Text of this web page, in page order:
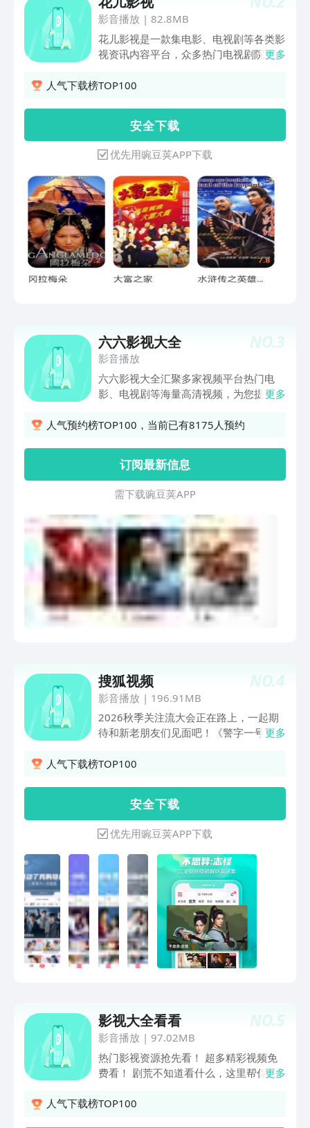
影音播放 | 82.8MB
花儿影视是一款集电影、电视剧等各类影
视资讯内容平台，众多热门电视剧院线大
看。简单操作，方便观看。
更多
人气下载榜TOP100
安 全 下 载
优先用豌豆荚APP下载
NO.3
六六影视大全
影音播放
六六影视大全汇聚多家视频平台热门电
影、电视剧等海量高清视频，为您提供海
看，流畅体验无卡顿！就在六六影视大
更多
人气预约榜TOP100，当前已有8175人预约
订阅最新信息
需 下 载 豌 豆 荚 A P P
NO.4
搜狐视频
影音播放 | 196.91MB
2026秋季关注流大会正在路上，一起期
待和新老朋友们见面吧！《警字一号》：
草根战士逆袭封神；《战火英雄》：凌潇
动了我的隐私》独播：三桩奇案直入人性
隐秘；《谁动了我的隐私》独播：复仇女
携恨归来！揭开恶魔医生背后黑幕；《护
花》独播：演绎战乱年代家国情仇；《夙
夜集》独播：女将军复活揭开灭门真相；
《大玉儿传奇》：景甜从天真格格到铁血
太后；《假面迷情》独播：重生千金与豪
门总裁三日定情；《不思异：志怪》独
播：江湖捉妖师破解妖祟谜案；《我的宠
物少将军》独播：田曦薇演绎跨物种的奇
妙爱情；《胭脂似火》独播：许佳琪李卓
圆》：孙俪演绎陕西女首富的精彩一生;
《权力的游戏》：铁王座之争落下帷幕；
《风月变》：蝶变少女唯爱霸道将军；
《他在逆光中告白》独播，都市悬爱甜爽
剧掀浪漫风暴；《小猪佩奇》第十季：佩
奇的新朋友闪亮登场；《男人的战争》独
更多
人气下载榜TOP100
安 全 下 载
优先用豌豆荚APP下载
NO.5
影视大全看看
影音播放 | 97.02MB
热门影视资源抢先看！ 超多精彩视频免
费看！ 剧荒不知道看什么，这里帮你快
一部内容不同体验 新剧资讯、热播指南
更多
人气下载榜TOP100